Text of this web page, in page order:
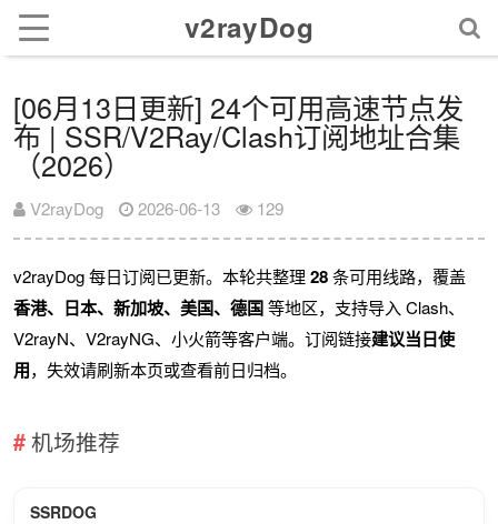
v2rayDog
[06月13日更新] 24个可用高速节点发
布 | SSR/V2Ray/Clash订阅地址合集
（2026）
V2rayDog 2026-06-13 129
v2rayDog 每日订阅已更新。本轮共整理28条可用线路，覆盖
香港、日本、新加坡、美国、德国等地区，支持导入 Clash、
V2rayN、V2rayNG、小火箭等客户端。订阅链接建议当日使
用，失效请刷新本页或查看前日归档。
机场推荐
SSRDOG